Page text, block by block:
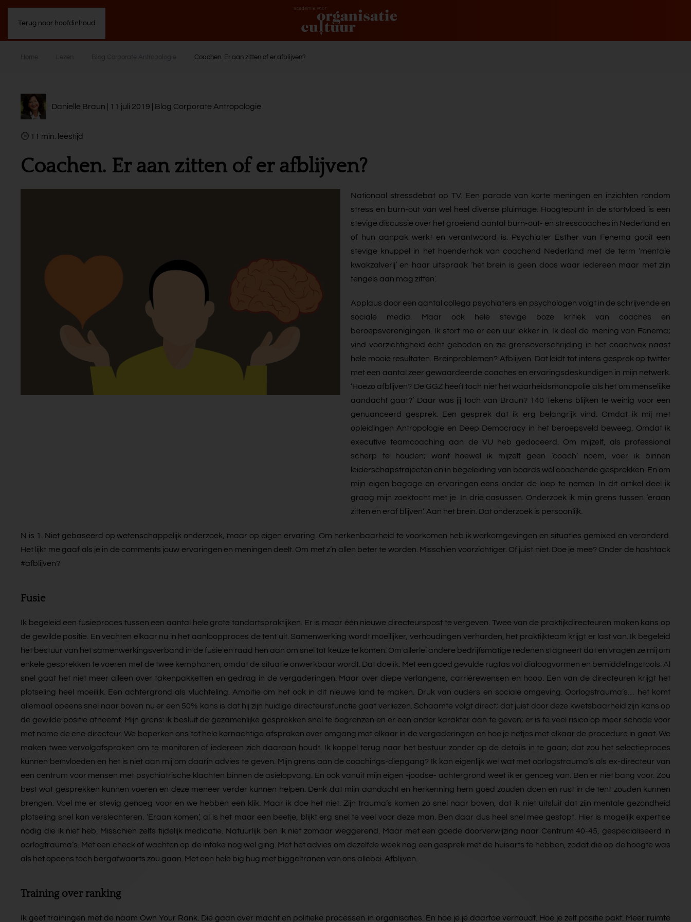
Terug naar hoofdinhoud
Home Lezen Blog Corporate Antropologie Coachen. Er aan zitten of er afblijven?
Danielle Braun | 11 juli 2019 | Blog Corporate Antropologie
11 min.
Coachen. Er aan zitten of er afblijven?
Nationaal stressdebat op TV. Een parade van korte meningen en inzichten rondom
stress en burn-out van wel heel diverse pluimage. Hoogtepunt in de stortvloed is een
stevige discussie over het groeiend aantal burn-out- en stresscoaches in Nederland en
of hun aanpak werkt en verantwoord is. Psychiater Esther van Fenema gooit een
stevige knuppel in het hoenderhok van coachend Nederland met de term ‘mentale
kwakzalverij’ en haar uitspraak ‘het brein is geen doos waar iedereen maar met zijn
tengels aan mag zitten’.
Applaus door een aantal collega psychiaters en psychologen volgt in de schrijvende en
sociale media. Maar ook hele stevige boze kritiek van coaches en
beroepsverenigingen. Ik stort me er een uur lekker in. Ik deel de mening van Fenema;
vind voorzichtigheid écht geboden en zie grensoverschrijding in het coachvak naast
hele mooie resultaten. Breinproblemen? Afblijven. Dat leidt tot intens gesprek op twitter
met een aantal zeer gewaardeerde coaches en ervaringsdeskundigen in mijn netwerk.
‘Hoezo afblijven? De GGZ heeft toch niet het waarheidsmonopolie als het om menselijke
aandacht gaat?’ Daar was jij toch van Braun? 140 Tekens blijken te weinig voor een
genuanceerd gesprek. Een gesprek dat ik erg belangrijk vind. Omdat ik mij met
opleidingen Antropologie en Deep Democracy in het beroepsveld beweeg. Omdat ik
executive teamcoaching aan de VU heb gedoceerd. Om mijzelf, als professional
scherp te houden; want hoewel ik mijzelf geen ‘coach’ noem, voer ik binnen
leiderschapstrajecten en in begeleiding van boards wél coachende gesprekken. En om
mijn eigen bagage en ervaringen eens onder de loep te nemen. In dit artikel deel ik
graag mijn zoektocht met je. In drie casussen. Onderzoek ik mijn grens tussen ‘eraan
zitten en eraf blijven’. Aan het brein. Dat onderzoek is persoonlijk.
N is 1. Niet gebaseerd op wetenschappelijk onderzoek, maar op eigen ervaring. Om herkenbaarheid te voorkomen heb ik werkomgevingen en situaties gemixed en veranderd.
Het lijkt me gaaf als je in de comments jouw ervaringen en meningen deelt. Om met z’n allen beter te worden. Misschien voorzichtiger. Of juist niet. Doe je mee? Onder de hashtack
#afblijven?
Fusie
Ik begeleid een fusieproces tussen een aantal hele grote tandartspraktijken. Er is maar één nieuwe directeurspost te vergeven. Twee van de praktijkdirecteuren maken kans op
de gewilde positie. En vechten elkaar nu in het aanloopproces de tent uit. Samenwerking wordt moeilijker, verhoudingen verharden, het praktijkteam krijgt er last van. Ik begeleid
het bestuur van het samenwerkingsverband in de fusie en raad hen aan om snel tot keuze te komen. Om allerlei andere bedrijfsmatige redenen stagneert dat en vragen ze mij om
enkele gesprekken te voeren met de twee kemphanen, omdat de situatie onwerkbaar wordt. Dat doe ik. Met een goed gevulde rugtas vol dialoogvormen en bemiddelingstools. Al
snel gaat het niet meer alleen over takenpakketten en gedrag in de vergaderingen. Maar over diepe verlangens, carrièrewensen en hoop. Een van de directeuren krijgt het
plotseling heel moeilijk. Een achtergrond als vluchteling. Ambitie om het ook in dit nieuwe land te maken. Druk van ouders en sociale omgeving. Oorlogstrauma’s… het komt
allemaal opeens snel naar boven nu er een 50% kans is dat hij zijn huidige directeursfunctie gaat verliezen. Schaamte volgt direct; dat juist door deze kwetsbaarheid zijn kans op
de gewilde positie afneemt. Mijn grens: ik besluit de gezamenlijke gesprekken snel te begrenzen en er een ander karakter aan te geven; er is te veel risico op meer schade voor
met name de ene directeur. We beperken ons tot hele kernachtige afspraken over omgang met elkaar in de vergaderingen en hoe je netjes met elkaar de procedure in gaat. We
maken twee vervolgafspraken om te monitoren of iedereen zich daaraan houdt. Ik koppel terug naar het bestuur zonder op de details in te gaan; dat zou het selectieproces
kunnen beïnvloeden en het is niet aan mij om daarin advies te geven. Mijn grens aan de coachings-diepgang? Ik kan eigenlijk wel wat met oorlogstrauma’s als ex-directeur van
een centrum voor mensen met psychiatrische klachten binnen de asielopvang. En ook vanuit mijn eigen -joodse- achtergrond weet ik er genoeg van. Ben er niet bang voor. Zou
best wat gesprekken kunnen voeren en deze meneer verder kunnen helpen. Denk dat mijn aandacht en herkenning hem goed zouden doen en rust in de tent zouden kunnen
brengen. Voel me er stevig genoeg voor en we hebben een klik. Maar ik doe het niet. Zijn trauma’s komen zó snel naar boven, dat ik niet uitsluit dat zijn mentale gezondheid
plotseling snel kan verslechteren. ‘Eraan komen’, al is het maar een beetje, blijkt erg snel te veel voor deze man. Ben daar dus heel snel mee gestopt. Hier is mogelijk expertise
nodig die ik niet heb. Misschien zelfs tijdelijk medicatie. Natuurlijk ben ik niet zomaar weggerend. Maar met een goede doorverwijzing naar Centrum 40-45, gespecialiseerd in
oorlogtrauma’s. Met een check of wachten op de intake nog wel ging. Met het advies om dezelfde week nog een gesprek met de huisarts te hebben, zodat die op de hoogte was
als het opeens toch bergafwaarts zou gaan. Met een hele big hug met biggeltranen van ons allebei. Afblijven.
Training over ranking
Ik geef trainingen met de naam Own Your Rank. Die gaan over macht en politieke processen in organisaties. En hoe je je daartoe verhoudt. Hoe je zelf positie pakt. Meer ruimte